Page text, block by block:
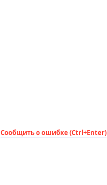
Сообщить о ошибке (Ctrl+Enter)